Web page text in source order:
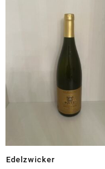
Edelzwicker